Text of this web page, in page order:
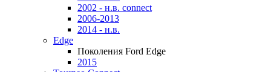
2002 - н.в. connect
2006-2013
2014 - н.в.
Edge
Поколения Ford Edge
2015